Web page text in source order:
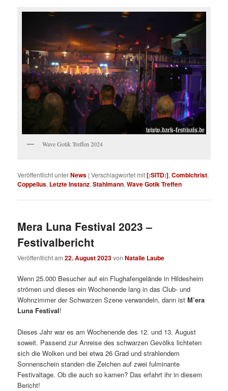
Wave Gotik Treffen 2024
Veröffentlicht unterNews |Verschlagwortet mit[:SITD:],Combichrist,
Coppelius, Letzte Instanz,Stahlmann,Wave Gotik Treffen
Mera Luna Festival 2023 –
Festivalbericht
Veröffentlicht am22. August 2023vonNatalie Laube
Wenn 25.000 Besucher auf ein Flughafengelände in Hildesheim
strömen und dieses ein Wochenende lang in das Club- und
Wohnzimmer der Schwarzen Szene verwandeln, dann istM’era
Luna Festival!
Dieses Jahr war es am Wochenende des 12. und 13. August
soweit. Passend zur Anreise des schwarzen Gevölks lichteten
sich die Wolken und bei etwa 26 Grad und strahlendem
Sonnenschein standen die Zeichen auf zwei fulminante
Festivaltage. Ob die auch so kamen? Das erfahrt ihr in diesem
Bericht!